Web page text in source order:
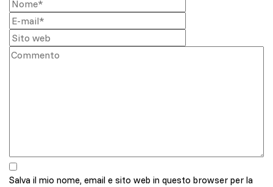
Salva il mio nome, email e sito web in questo browser per la